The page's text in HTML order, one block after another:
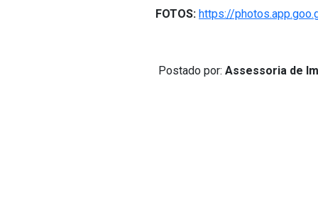
FOTOS: https://
Postado por: Assessoria de